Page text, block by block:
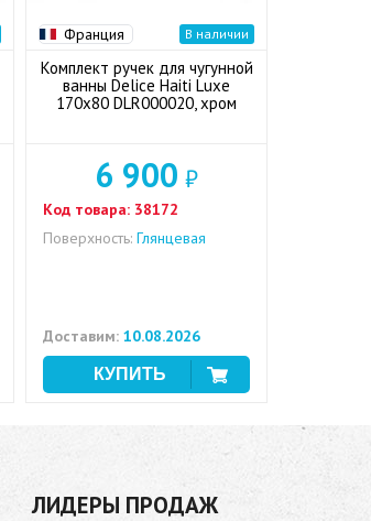
Франция В наличии
Комплект ручек для чугунной
ванны Delice Haiti Luxe
170x80 DLR000020, хром
6 900 ₽
Код товара: 38172
Поверхность: Глянцевая
Доставим: 10.08.2026
ЛИДЕРЫ ПРОДАЖ